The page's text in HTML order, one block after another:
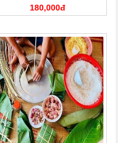
180,000đ